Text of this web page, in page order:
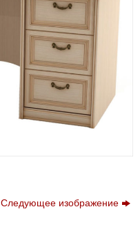
Следующее изображение